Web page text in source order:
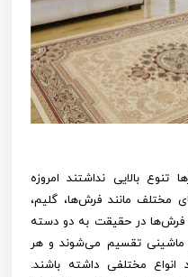
تنوع بالایی نداشتند امروزه
مختلف مانند فرش‌ها، گلیم،
فرش‌ها در حقیقت به دو دسته
تقسیم می‌شوند و هر
مختلفی داشته باشند.